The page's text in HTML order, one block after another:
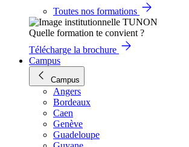
Toutes nos formations
Quelle formation te convient ?
Télécharge la brochure
Campus
Campus
Angers
Bordeaux
Caen
Genève
Guadeloupe